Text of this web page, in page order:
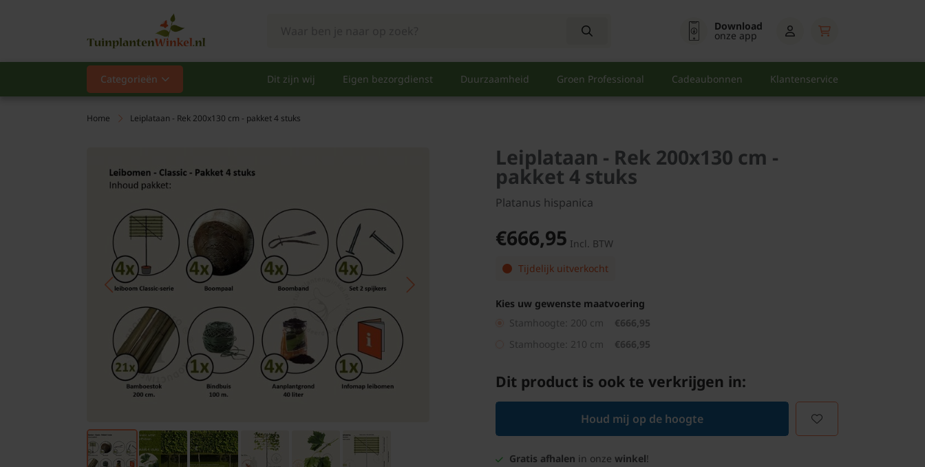
Download
onze app
Categorieën Dit zijn wij Eigen bezorgdienst Duurzaamheid Groen Professional Cadeaubonnen Klantenservice
Categorieën
Populair
Heesters
Hagen
Klimplanten
Fruit
Bomen
Leibomen
Bloembollen
Kamerplanten
Home Leiplataan - Rek 200x130 cm - pakket 4 stuks
Leiplataan - Rek 200x130 cm -
pakket 4 stuks
Platanus hispanica
€666,95 Incl. BTW
Tijdelijk uitverkocht
Kies uw gewenste maatvoering
Stamhoogte: 200 cm
€666,95
Stamhoogte: 210 cm
€666,95
Dit product is ook te verkrijgen in:
Houd mij op de hoogte
Gratis afhalen in onze winkel!